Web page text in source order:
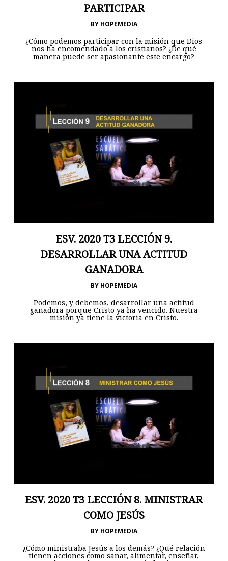
PARTICIPAR
BY HOPEMEDIA
¿Cómo podemos participar con la misión que Dios
nos ha encomendado a los cristianos? ¿De qué
manera puede ser apasionante este encargo?
ESV. 2020 T3 LECCIÓN 9.
DESARROLLAR UNA ACTITUD
GANADORA
BY HOPEMEDIA
Podemos, y debemos, desarrollar una actitud
ganadora porque Cristo ya ha vencido. Nuestra
misión ya tiene la victoria en Cristo.
ESV. 2020 T3 LECCIÓN 8. MINISTRAR
COMO JESÚS
BY HOPEMEDIA
¿Cómo ministraba Jesús a los demás? ¿Qué relación
tienen acciones como sanar, alimentar, enseñar,